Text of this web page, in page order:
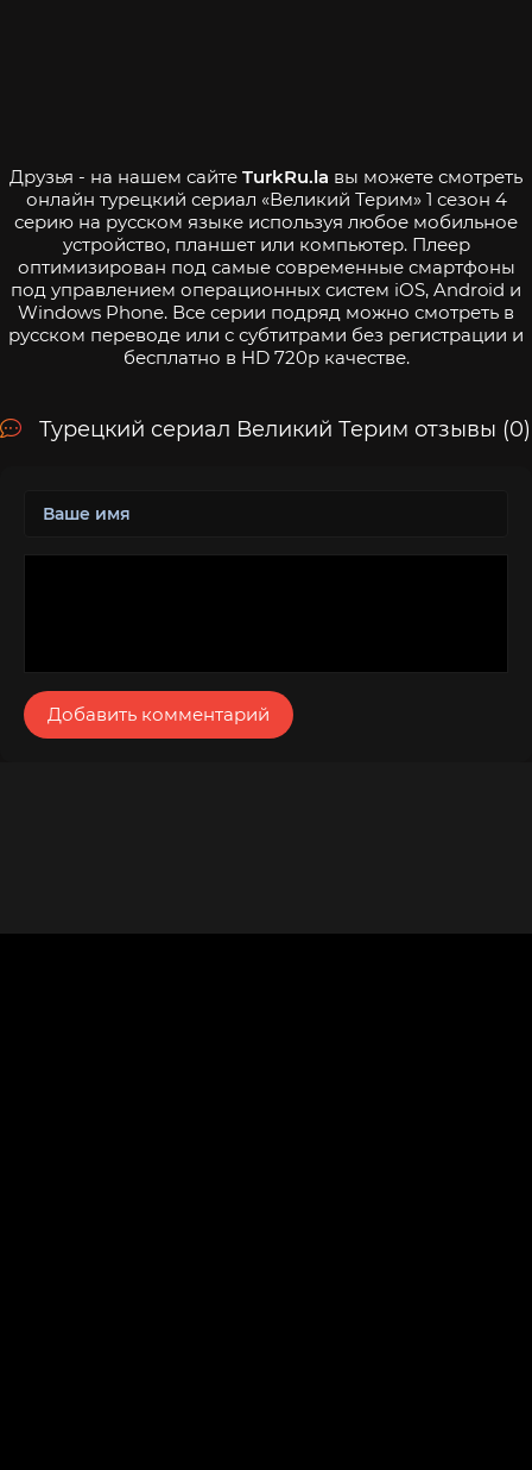
Друзья - на нашем сайте TurkRu.la вы можете смотреть
онлайн турецкий сериал «Великий Терим» 1 сезон 4
серию на русском языке используя любое мобильное
устройство, планшет или компьютер. Плеер
оптимизирован под самые современные смартфоны
под управлением операционных систем iOS, Android и
Windows Phone. Все серии подряд можно смотреть в
русском переводе или с субтитрами без регистрации и
бесплатно в HD 720p качестве.
Турецкий сериал Великий Терим отзывы (0)
Добавить комментарий